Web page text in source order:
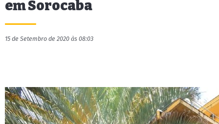
em Sorocaba
15 de Setembro de 2020 às 08:03